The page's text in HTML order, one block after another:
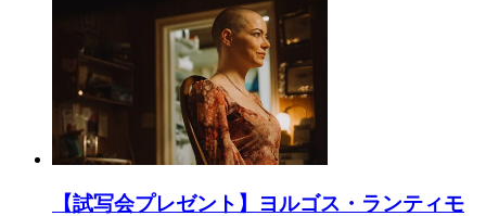
【試写会プレゼント】ヨルゴス・ランティモ